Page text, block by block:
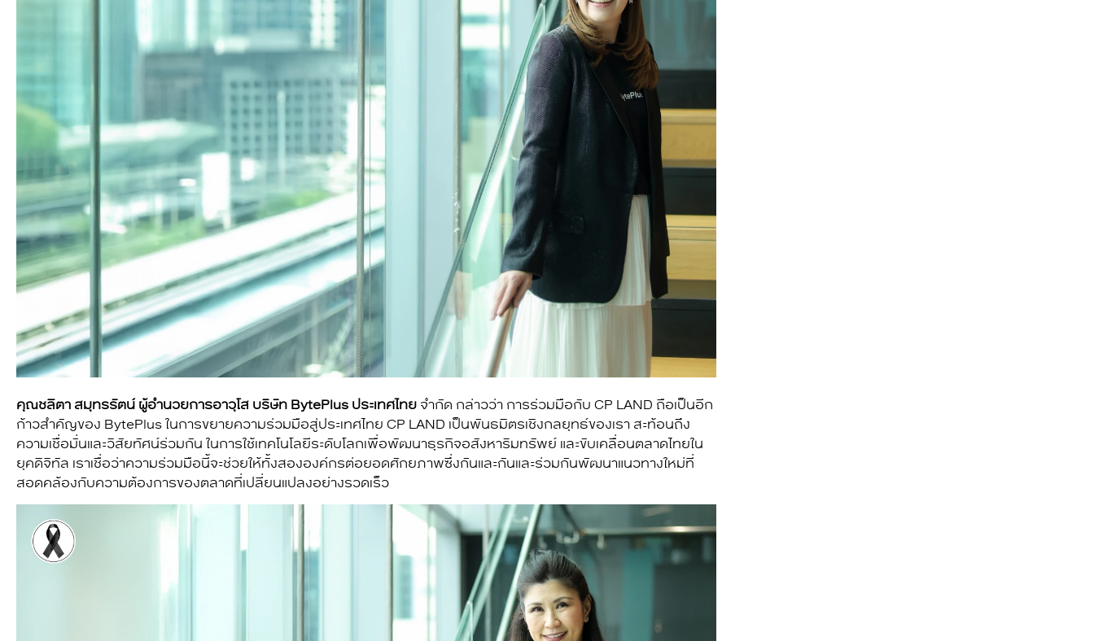
คุณชลิตา สมุทรรัตน์ ผู้อำนวยการอาวุโส บริษัท BytePlus ประเทศไทย จำกัด กล่าวว่า การร่วมมือกับ CP LAND ถือเป็นอีก
ก้าวสำคัญของ BytePlus ในการขยายความร่วมมือสู่ประเทศไทย CP LAND เป็นพันธมิตรเชิงกลยุทธ์ของเรา สะท้อนถึง
ความเชื่อมั่นและวิสัยทัศน์ร่วมกัน ในการใช้เทคโนโลยีระดับโลกเพื่อพัฒนาธุรกิจอสังหาริมทรัพย์ และขับเคลื่อนตลาดไทยใน
ยุคดิจิทัล เราเชื่อว่าความร่วมมือนี้จะช่วยให้ทั้งสององค์กรต่อยอดศักยภาพซึ่งกันและกันและร่วมกันพัฒนาแนวทางใหม่ที่
สอดคล้องกับความต้องการของตลาดที่เปลี่ยนแปลงอย่างรวดเร็ว